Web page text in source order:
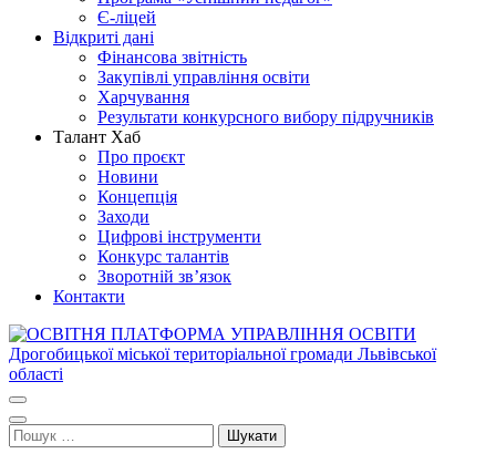
Є-ліцей
Відкриті дані
Фінансова звітність
Закупівлі управління освіти
Харчування
Результати конкурсного вибору підручників
Талант Хаб
Про проєкт
Новини
Концепція
Заходи
Цифрові інструменти
Конкурс талантів
Зворотній зв’язок
Контакти
Дрогобицької міської територіальної громади Львівської області
Пошук: